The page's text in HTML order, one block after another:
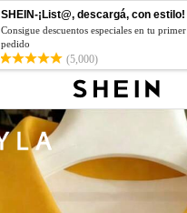
SHEIN-¡List@, descargá, con estilo!
Consigue descuentos especiales en tu primer
pedido
(5,000)